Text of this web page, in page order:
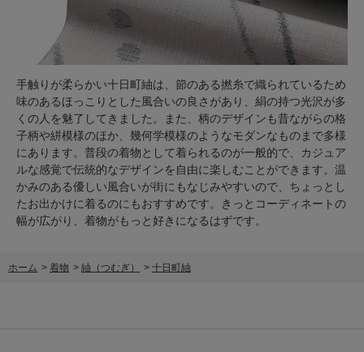
手触りが柔らかい十日町紬は、節のある撚糸で織られているため
味のあるほっこりとした風合いの良さがあり、絹の持つ光沢が多
くの人を魅了してきました。また、柄のデザインも昔ながらの格
子柄や絣模様のほか、幾何学模様のようなモダンなものまで多様
にあります。普段の着物として着られるのが一般的で、カジュア
ルな感覚で伝統的なデザインを自由に楽しむことができます。温
かみのある優しい風合いが街にもなじみやすいので、ちょっとし
たお出かけに着るのにもおすすめです。きっとコーディネートの
幅が広がり、着物がもっと好きになるはずです。
ホーム > 着物 > 紬（つむぎ） > 十日町紬